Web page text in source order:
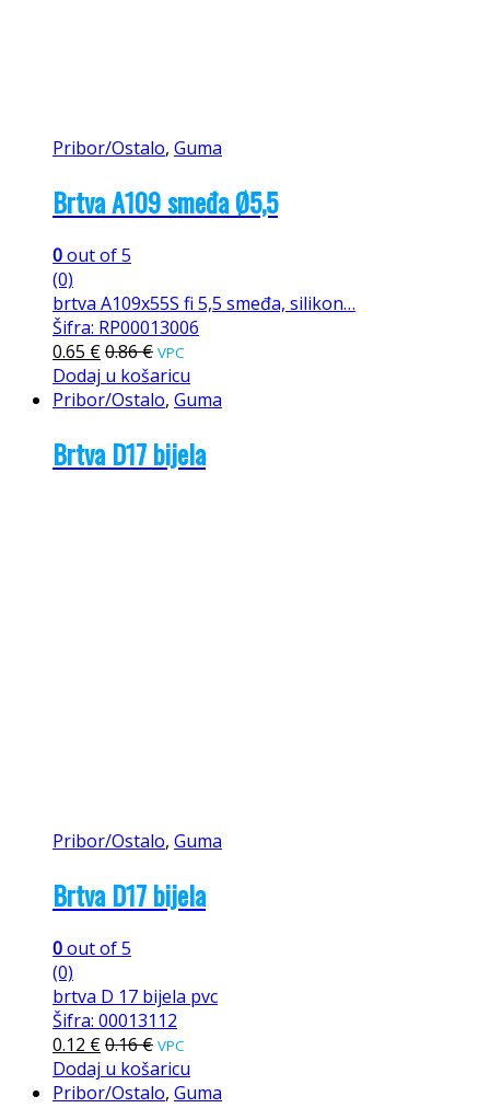
Pribor/Ostalo, Guma
Brtva A109 smeđa Ø5,5
0out of 5
(0)
brtva A109x55S fi 5,5 smeđa, silikon…
Šifra: RP00013006
0.65 €0.86€ VPC
Dodaj u košaricu
Pribor/Ostalo, Guma
Brtva D17 bijela
Pribor/Ostalo, Guma
Brtva D17 bijela
0out of 5
(0)
brtva D 17 bijela pvc
Šifra: 00013112
0.12 €0.16€ VPC
Dodaj u košaricu
Pribor/Ostalo, Guma